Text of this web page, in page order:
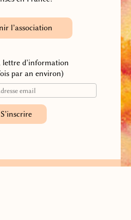
l’association
lettre d’information
par an environ)